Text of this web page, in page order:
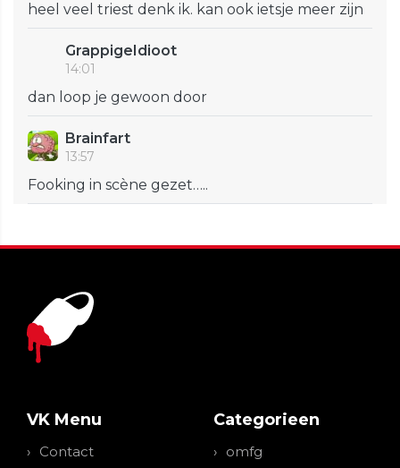
heel veel triest denk ik. kan ook ietsje meer zijn
GrappigeIdioot
14:01
dan loop je gewoon door
Brainfart
13:57
Fooking in scène gezet…..
VK Menu
Contact
Categorieen
omfg